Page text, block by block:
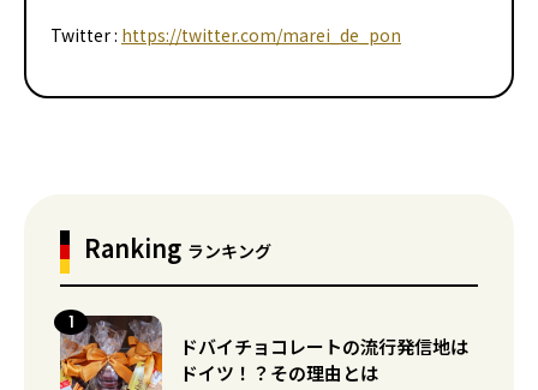
Twitter : https://twitter.com/marei_de_pon
Ranking ランキング
ドバイチョコレートの流行発信地は
ドイツ！？その理由とは